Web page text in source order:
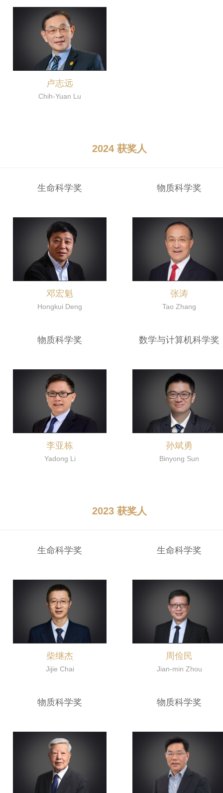
卢志远
Chih-Yuan Lu
2024 获奖人
生命科学奖
邓宏魁
Hongkui Deng
物质科学奖
张涛
Tao Zhang
物质科学奖
李亚栋
Yadong Li
数学与计算机科学奖
孙斌勇
Binyong Sun
2023 获奖人
生命科学奖
柴继杰
Jijie Chai
生命科学奖
周俭民
Jian-min Zhou
物质科学奖 物质科学奖